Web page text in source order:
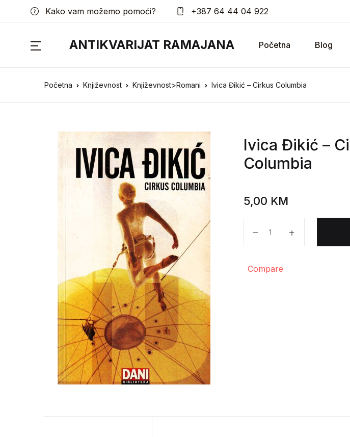
Kako vam možemo pomoći? +387 64 44 04 922
ANTIKVARIJAT RAMAJANA Početna Blog
Početna Književnost Književnost>Romani Ivica Đikić – Cirkus Columbia
Ivica Đikić –
Columbia
5,00 KM
Compare